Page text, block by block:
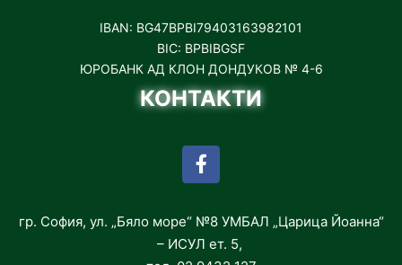
IBAN: BG47BPBI79403163982101
BIC: BPBIBGSF
ЮРОБАНК АД КЛОН ДОНДУКОВ № 4-6
КОНТАКТИ
гр. София, ул. „Бяло море“ №8 УМБАЛ „Царица Йоанна“
– ИСУЛ ет. 5,